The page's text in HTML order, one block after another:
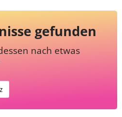
gefunden
nach etwas